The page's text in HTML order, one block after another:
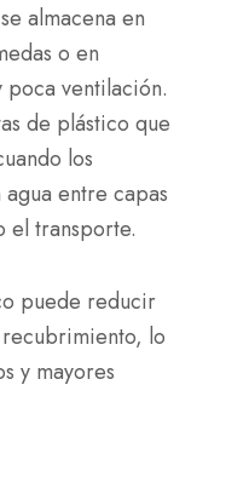
almacena en
o en
poca ventilación.
de plástico que
los
entre capas
el transporte.
puede reducir
lo
y mayores